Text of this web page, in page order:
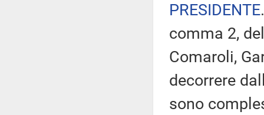
PRESIDENTE
comma 2,
Comaroli,
decorrere
sono